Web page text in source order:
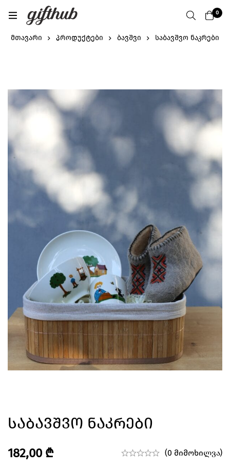
0
მთავარი პროდუქტები ბავშვი საბავშვო ნაკრები
Საბავშვო Ნაკრები
182,00 ₾ (0 მიმოხილვა)